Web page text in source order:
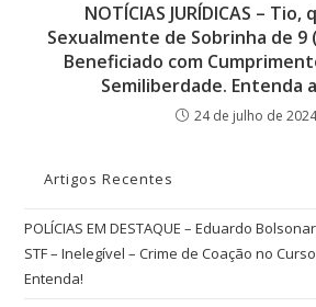
NOTÍCIAS JURÍDICAS –
Sexualmente de Sobrinha de 9
Beneficiado com
Semiliberdade. Entenda
24 de julho de 2024
Artigos Recentes
POLÍCIAS EM DESTAQUE – Eduardo
STF – Inelegível – Crime de Coação no
Entenda!